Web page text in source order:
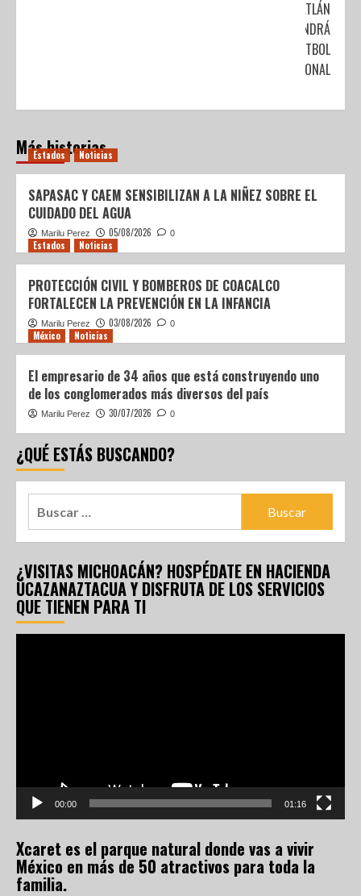
MAZATLÁN
TENDRÁ
FÚTBOL
PROFESIONAL
Más historias
Estados Noticias
SAPASAC Y CAEM SENSIBILIZAN A LA NIÑEZ SOBRE EL
CUIDADO DEL AGUA
Marilu Perez 05/08/2026 0
Estados Noticias
PROTECCIÓN CIVIL Y BOMBEROS DE COACALCO
FORTALECEN LA PREVENCIÓN EN LA INFANCIA
Marilu Perez 03/08/2026 0
México Noticias
El empresario de 34 años que está construyendo uno
de los conglomerados más diversos del país
Marilu Perez 30/07/2026 0
¿QUÉ ESTÁS BUSCANDO?
¿VISITAS MICHOACÁN? HOSPÉDATE EN HACIENDA
UCAZANAZTACUA Y DISFRUTA DE LOS SERVICIOS
QUE TIENEN PARA TI
00:00 01:16
Xcaret es el parque natural donde vas a vivir
México en más de 50 atractivos para toda la
familia.